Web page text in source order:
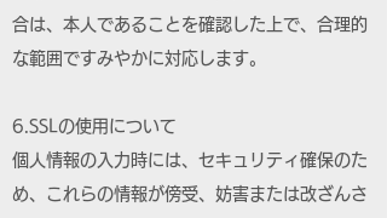
合は、本人であることを確認した上で、合理的
な範囲ですみやかに対応します。
6.SSLの使用について
個人情報の入力時には、セキュリティ確保のた
め、これらの情報が傍受、妨害または改ざんさ